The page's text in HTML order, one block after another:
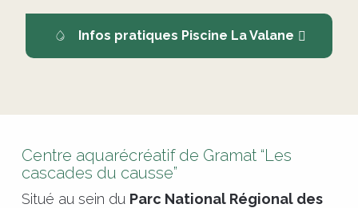
Infos pratiques Piscine La Valane
Centre aquarécréatif de Gramat “Les
cascades du causse”
Situé au sein du Parc National Régional des